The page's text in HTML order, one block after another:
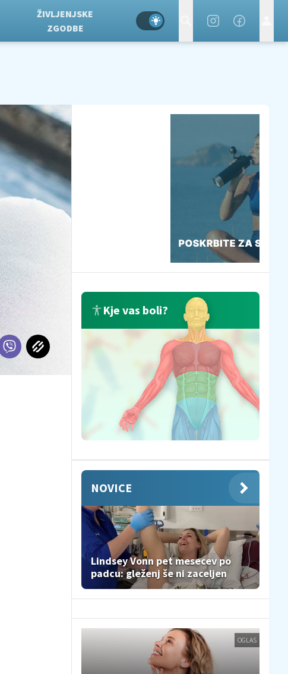
ŽIVLJENJSKE
ZGODBE
Kje vas boli?
NOVICE
Lindsey Vonn pet mesecev po
padcu: gleženj še ni zaceljen
OGLAS